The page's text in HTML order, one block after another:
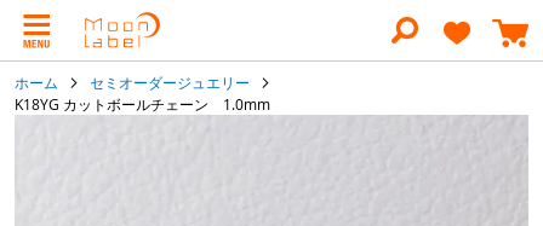
ン
ン
キ
検
ホーム
セミオーダージュエリー
K18YG カットボールチェーン 1.0mm